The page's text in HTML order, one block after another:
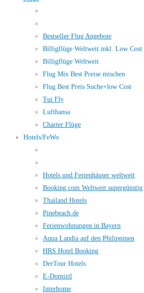
Bestseller Flug Angebote
Billigflüge Weltweit inkl. Low Cost
Billigflüge Weltweit
Flug Mix Best Preise mischen
Flug Best Preis Suche+low Cost
Tui Fly
Lufthansa
Charter Flüge
Hotels/FeWo
Hotels und Ferienhäuser weltweit
Booking.com Weltweit supergünstig
Thailand Hotels
Pinebeach.de
Ferienwohnungen in Bayern
Aqua Landia auf den Philippinen
HRS Hotel Booking
DerTour Hotels
E-Domizil
Interhome